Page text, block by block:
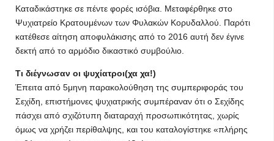
Καταδικάστηκε σε πέντε φορές ισόβια. Μεταφέρθηκε στο
Ψυχιατρείο Κρατουμένων των Φυλακών Κορυδαλλού. Παρότι
κατέθεσε αίτηση αποφυλάκισης από το 2016 αυτή δεν έγινε
δεκτή από το αρμόδιο δικαστικό συμβούλιο.
Τι διέγνωσαν οι ψυχίατροι(χα χα!)
Έπειτα από 5μηνη παρακολούθηση της συμπεριφοράς του
Σεχίδη, επιστήμονες ψυχιατρικής συμπέραναν ότι ο Σεχίδης
πάσχει από σχιζότυπη διαταραχή προσωπικότητας, χωρίς
όμως να χρήζει περίθαλψης, και του καταλογίστηκε «πλήρης